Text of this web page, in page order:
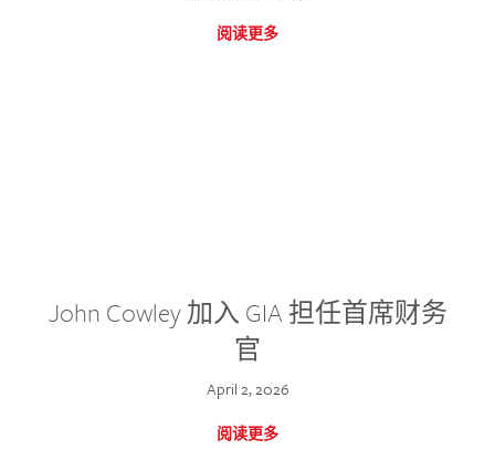
阅读更多
John Cowley 加入 GIA 担任首席财务
官
April 2, 2026
阅读更多